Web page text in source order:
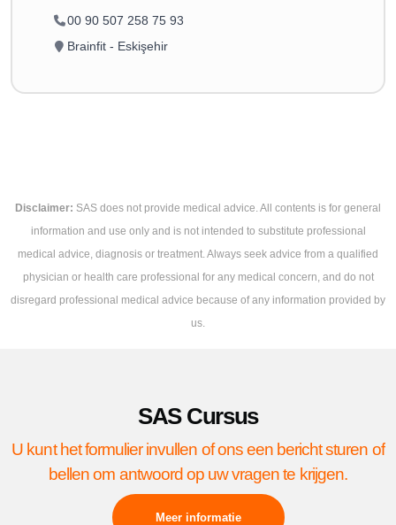
00 90 507 258 75 93
Brainfit - Eskişehir
Disclaimer: SAS does not provide medical advice. All contents is for general
information and use only and is not intended to substitute professional
medical advice, diagnosis or treatment. Always seek advice from a qualified
physician or health care professional for any medical concern, and do not
disregard professional medical advice because of any information provided by
us.
SAS Cursus
U kunt het formulier invullen of ons een bericht sturen of
bellen om antwoord op uw vragen te krijgen.
Meer informatie